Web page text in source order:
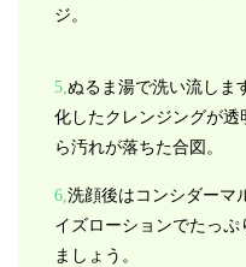
ジ。
5,ぬるま湯で洗い流しま
化したクレンジングが透
ら汚れが落ちた合図。
6,洗顔後はコンシダーマ
イズローションでたっぷ
ましょう。